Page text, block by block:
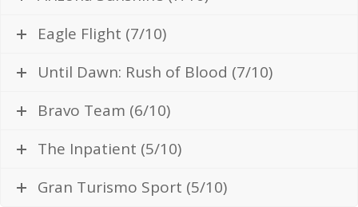
Eagle Flight (7/10)
Until Dawn: Rush of Blood (7/10)
Bravo Team (6/10)
The Inpatient (5/10)
Gran Turismo Sport (5/10)